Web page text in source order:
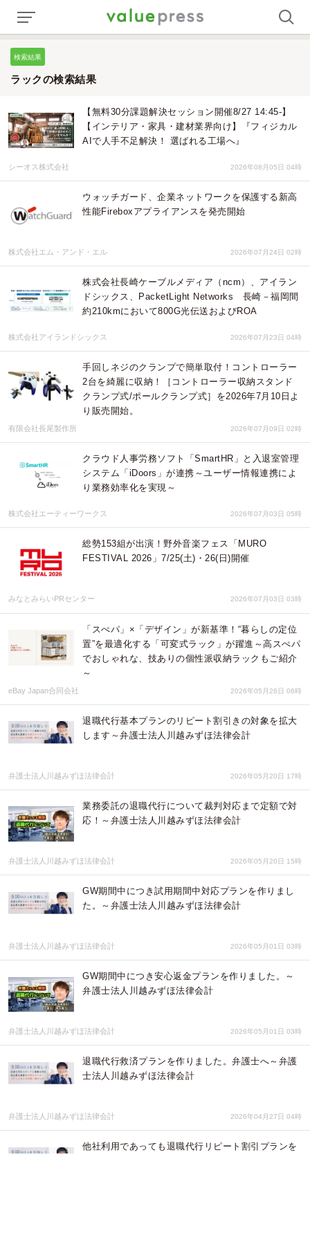
検索結果
ラックの検索結果
【無料30分課題解決セッション開催8/27 14:45-】
【インテリア・家具・建材業界向け】『フィジカル
AIで人手不足解決！ 選ばれる工場へ』
シーオス株式会社 2026年08月05日 04時
ウォッチガード、企業ネットワークを保護する新高
性能Fireboxアプライアンスを発売開始
株式会社エム・アンド・エル 2026年07月24日 02時
株式会社長崎ケーブルメディア（ncm）、アイラン
ドシックス、PacketLight Networks 長崎－福岡間
約210kmにおいて800G光伝送およびROA
株式会社アイランドシックス 2026年07月23日 04時
手回しネジのクランプで簡単取付！コントローラー
2台を綺麗に収納！［コントローラー収納スタンド
クランプ式/ポールクランプ式］を2026年7月10日よ
り販売開始。
有限会社長尾製作所 2026年07月09日 02時
クラウド人事労務ソフト「SmartHR」と入退室管理
システム「iDoors」が連携～ユーザー情報連携によ
り業務効率化を実現～
株式会社エーティーワークス 2026年07月03日 05時
総勢153組が出演！野外音楽フェス「MURO
FESTIVAL 2026」7/25(土)・26(日)開催
みなとみらいPRセンター 2026年07月03日 03時
「スぺパ」×「デザイン」が新基準！“暮らしの定位
置”を最適化する「可変式ラック」が躍進～高スぺパ
でおしゃれな、技ありの個性派収納ラックもご紹介
～
eBay Japan合同会社 2026年05月26日 06時
退職代行基本プランのリピート割引きの対象を拡大
します～弁護士法人川越みずほ法律会計
弁護士法人川越みずほ法律会計 2026年05月20日 17時
業務委託の退職代行について裁判対応まで定額で対
応！～弁護士法人川越みずほ法律会計
弁護士法人川越みずほ法律会計 2026年05月20日 15時
GW期間中につき試用期間中対応プランを作りまし
た。～弁護士法人川越みずほ法律会計
弁護士法人川越みずほ法律会計 2026年05月01日 03時
GW期間中につき安心返金プランを作りました。～
弁護士法人川越みずほ法律会計
弁護士法人川越みずほ法律会計 2026年05月01日 03時
退職代行救済プランを作りました。弁護士へ～弁護
士法人川越みずほ法律会計
弁護士法人川越みずほ法律会計 2026年04月27日 04時
他社利用であっても退職代行リピート割引プランを